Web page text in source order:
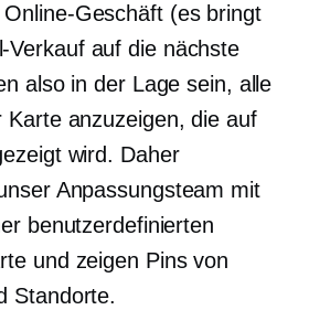
Geschäft (es bringt
Verkauf auf die nächste
also in der Lage sein, alle
Karte anzuzeigen, die auf
wird. Daher
Anpassungsteam mit
benutzerdefinierten
und zeigen Pins von
Standorte.